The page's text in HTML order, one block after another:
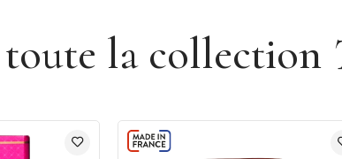
la collection